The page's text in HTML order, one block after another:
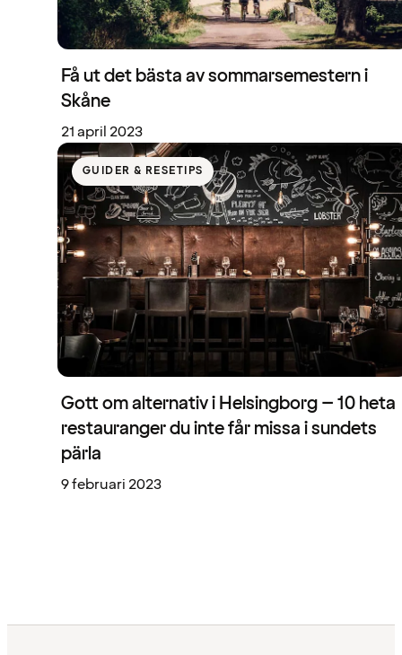
Få ut det bästa av sommarsemestern i
Skåne
21 april 2023
GUIDER & RESETIPS
Gott om alternativ i Helsingborg – 10 heta
restauranger du inte får missa i sundets
pärla
9 februari 2023